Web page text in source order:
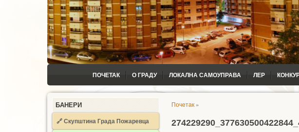
ПОЧЕТАК О ГРАДУ ЛОКАЛНА САМОУПРАВА ЛЕР
БАНЕРИ
🔗 Скупштина Града Пожаревца
Почетак »